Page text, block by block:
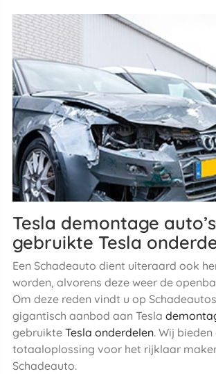
Tesla demontage
gebruikte Tesla
Een Schadeauto dient uiteraard ook
worden, alvorens deze weer de
Om deze reden vindt u op
gigantisch aanbod aan Tesla
gebruikte Tesla onderdelen. Wij bieden
totaaloplossing voor het rijklaar
Schadeauto.